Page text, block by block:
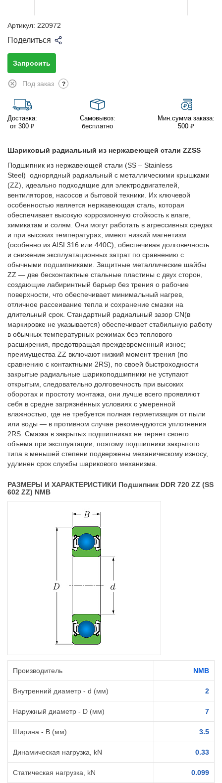
Артикул: 220972
Поделиться
Запросить
Под заказ ?
Доставка:
от 300 ₽
Самовывоз:
бесплатно
Мин.сумма заказа:
500 ₽
Шариковый радиальный из нержавеющей стали ZZSS
Подшипник из нержавеющей стали (SS – Stainless
Steel) однорядный радиальный с металлическими крышками
(ZZ), идеально подходящие для электродвигателей,
вентиляторов, насосов и бытовой техники. Их ключевой
особенностью является нержавеющая сталь, которая
обеспечивает высокую коррозионную стойкость к влаге,
химикатам и солям. Они могут работать в агрессивных средах
и при высоких температурах, имеют низкий магнетизм
(особенно из AISI 316 или 440C), обеспечивая долговечность
и снижение эксплуатационных затрат по сравнению с
обычными подшипниками. Защитные металлические шайбы
ZZ — две бесконтактные стальные пластины с двух сторон,
создающие лабиринтный барьер без трения о рабочие
поверхности, что обеспечивает минимальный нагрев,
отличное рассеивание тепла и сохранение смазки на
длительный срок. Стандартный радиальный зазор CN(в
маркировке не указывается) обеспечивает стабильную работу
в обычных температурных режимах без теплового
расширения, предотвращая преждевременный износ;
преимущества ZZ включают низкий момент трения (по
сравнению с контактными 2RS), по своей быстроходности
закрытые радиальные шарикоподшипники не уступают
открытым, следовательно долговечность при высоких
оборотах и простоту монтажа, они лучше всего проявляют
себя в средне загрязнённых условиях с умеренной
влажностью, где не требуется полная герметизация от пыли
или воды — в противном случае рекомендуются уплотнения
2RS. Смазка в закрытых подшипниках не теряет своего
объема при эксплуатации, поэтому подшипники закрытого
типа в меньшей степени подвержены механическому износу,
удлинен срок службы шарикового механизма.
РАЗМЕРЫ И ХАРАКТЕРИСТИКИ Подшипник DDR 720 ZZ (SS
602 ZZ) NMB
Производитель NMB
Внутренний диаметр - d (мм) 2
Наружный диаметр - D (мм) 7
Ширина - B (мм) 3.5
Динамическая нагрузка, kN 0.33
Статическая нагрузка, kN 0.099